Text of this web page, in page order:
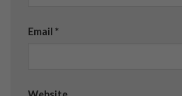
Email *